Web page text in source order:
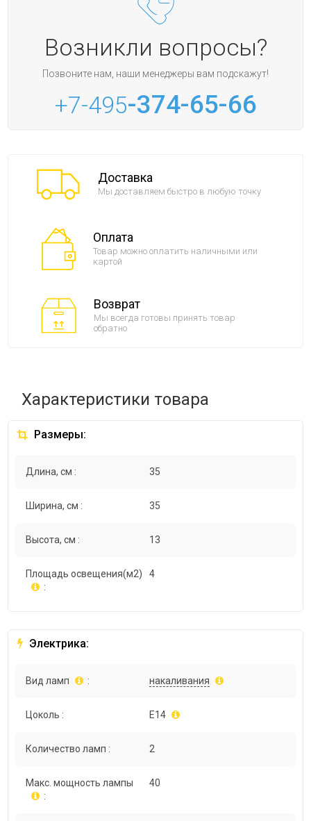
Возникли вопросы?
Позвоните нам, наши менеджеры вам подскажут!
+7-495-374-65-66
Доставка
Мы доставляем быстро в любую точку
Оплата
Товар можно оплатить наличными или
картой
Возврат
Мы всегда готовы принять товар
обратно
Характеристики товара
Размеры:
Длина, см : 35
Ширина, см : 35
Высота, см : 13
Площадь освещения(м2)
:
4
Электрика:
Вид ламп : накаливания
Цоколь : E14
Количество ламп : 2
Макс. мощность лампы
:
40